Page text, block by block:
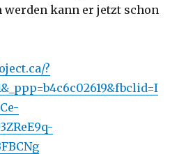
werden kann er jetzt schon
?